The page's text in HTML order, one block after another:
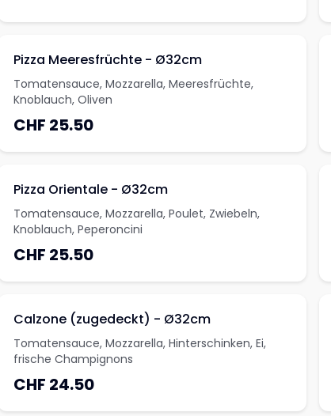
Pizza Meeresfrüchte - Ø32cm
Tomatensauce, Mozzarella, Meeresfrüchte,
Knoblauch, Oliven
CHF 25.50
Pizza Orientale - Ø32cm
Tomatensauce, Mozzarella, Poulet, Zwiebeln,
Knoblauch, Peperoncini
CHF 25.50
Calzone (zugedeckt) - Ø32cm
Tomatensauce, Mozzarella, Hinterschinken, Ei,
frische Champignons
CHF 24.50